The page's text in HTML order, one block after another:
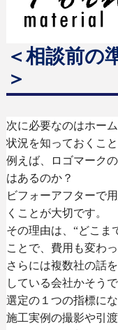
＜相談前の
＞
次に必要なのはホー
状況を知っておくこと
例えば、ロゴマーク
はあるのか？
ビフォーアフターで
くことが大切です。
その理由は、“どこま
ことで、費用も変わっ
さらには複数社の話
している会社かそう
選定の１つの指標にな
施工実例の撮影や引